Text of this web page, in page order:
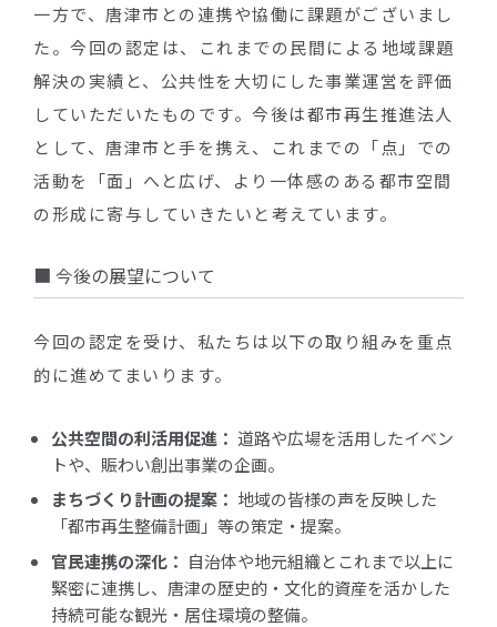
一方で、唐津市との連携や協働に課題がございまし
た。今回の認定は、これまでの民間による地域課題
解決の実績と、公共性を大切にした事業運営を評価
していただいたものです。今後は都市再生推進法人
として、唐津市と手を携え、これまでの「点」での
活動を「面」へと広げ、より一体感のある都市空間
の形成に寄与していきたいと考えています。
■ 今後の展望について
今回の認定を受け、私たちは以下の取り組みを重点
的に進めてまいります。
公共空間の利活用促進： 道路や広場を活用したイベン
トや、賑わい創出事業の企画。
まちづくり計画の提案： 地域の皆様の声を反映した
「都市再生整備計画」等の策定・提案。
官民連携の深化： 自治体や地元組織とこれまで以上に
緊密に連携し、唐津の歴史的・文化的資産を活かした
持続可能な観光・居住環境の整備。